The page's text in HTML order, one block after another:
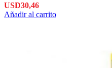
USD30,46
Añadir al carrito